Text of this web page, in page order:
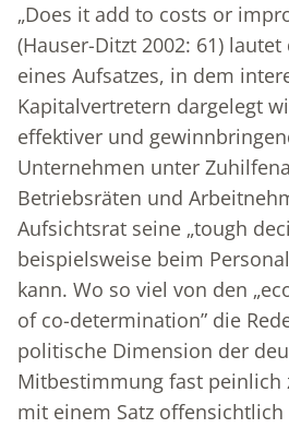
„Does it add to costs or
(Hauser-Ditzt 2002: 61)
eines Aufsatzes, in dem
Kapitalvertretern dargelegt
effektiver und
Unternehmen unter
Betriebsräten und
Aufsichtsrat seine „tough
beispielsweise beim
kann. Wo so viel von den
of co-determination” die
politische Dimension der
Mitbestimmung fast peinlich
mit einem Satz